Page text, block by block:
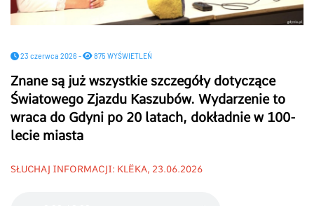
23 czerwca 2026 - 875 WYŚWIETLEŃ
Znane są już wszystkie szczegóły dotyczące
Światowego Zjazdu Kaszubów. Wydarzenie to
wraca do Gdyni po 20 latach, dokładnie w 100-
lecie miasta
SŁUCHAJ INFORMACJI: KLËKA, 23.06.2026